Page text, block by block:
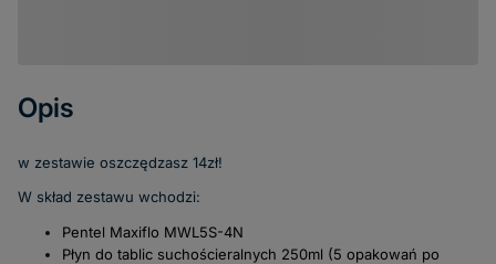
Opis
w zestawie oszczędzasz 14zł!
W skład zestawu wchodzi:
Pentel Maxiflo MWL5S-4N
Płyn do tablic suchościeralnych 250ml (5 opakowań po